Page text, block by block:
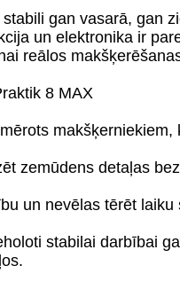
gan vasarā, gan
un elektronika ir
reālos
8 MAX
makšķerniekiem,
zemūdens detaļas
un nevēlas tērēt laiku
stabilai darbībai